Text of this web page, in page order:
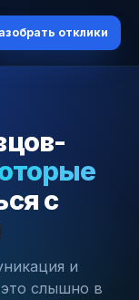
отклики
с
и
слышно в